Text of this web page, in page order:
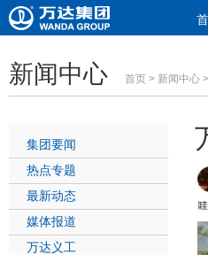
新闻中心 首页 > 新闻中心
集团要闻
热点专题
最新动态
媒体报道
万达义工